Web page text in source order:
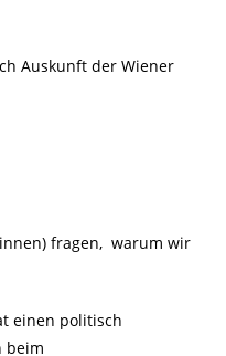
Auskunft der Wiener
fragen, warum wir
einen politisch
beim